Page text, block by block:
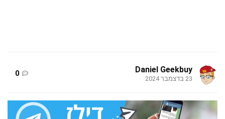
Daniel Geekbuy
23 בדצמבר 2024
0